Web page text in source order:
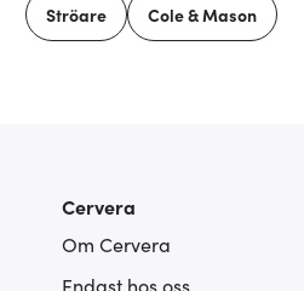
Ströare Cole & Mason
Cervera
Om Cervera
Endast hos oss